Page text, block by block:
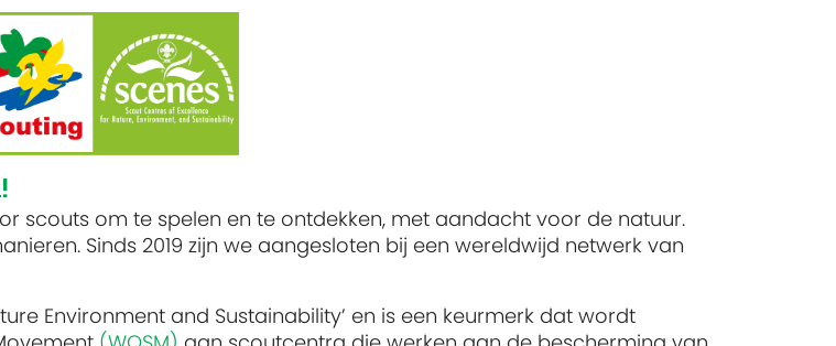
scouts om te spelen en te ontdekken, met aandacht voor de natuur.
Sinds 2019 zijn we aangesloten bij een wereldwijd netwerk van
Environment and Sustainability’ en is een keurmerk dat wordt